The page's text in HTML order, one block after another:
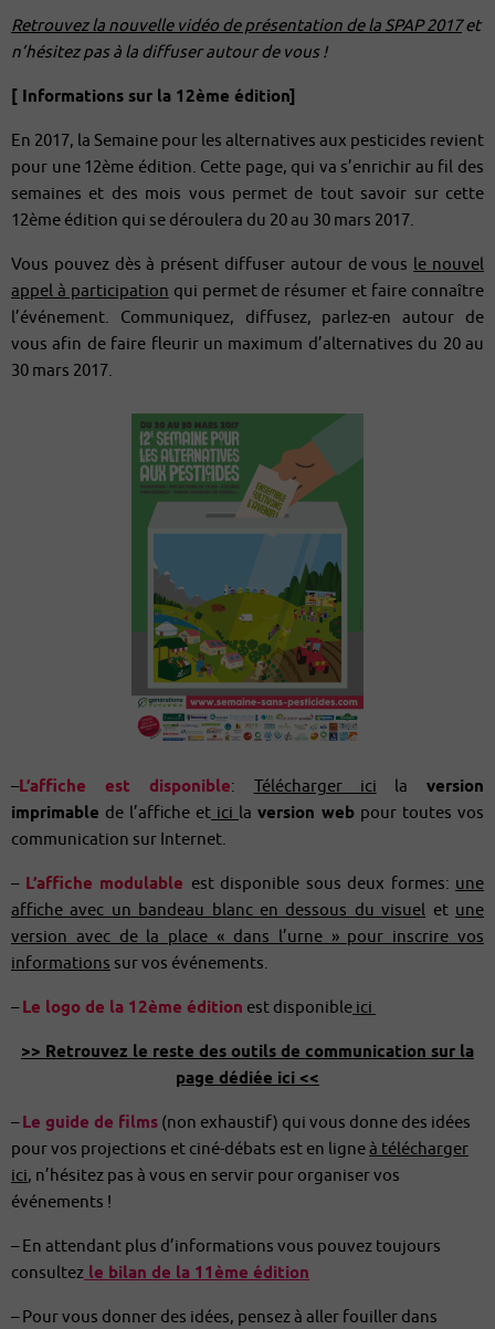
Retrouvez la nouvelle vidéo de présentation de la SPAP 2017et
n’hésitez pas à la diffuser autour de vous !
[ Informations sur la 12ème édition]
En 2017, la Semaine pour les alternatives aux pesticides revient
pour une 12ème édition. Cette page, qui va s’enrichir au fil des
semaines et des mois vous permet de tout savoir sur cette
12ème édition qui se déroulera du 20 au 30 mars 2017.
Vous pouvez dès à présent diffuser autour de vous le nouvel
appel à participation qui permet de résumer et faire connaître
l’événement. Communiquez, diffusez, parlez-en autour de
vous afin de faire fleurir un maximum d’alternatives du 20 au
30 mars 2017.
–L’affiche est disponible: Télécharger ici la version
imprimable de l’affiche et ici la version web pour toutes vos
communication sur Internet.
– L’affiche modulable est disponible sous deux formes: une
affiche avec un bandeau blanc en dessous du visuel et une
version avec de la place « dans l’urne » pour inscrire vos
informations sur vos événements.
–Le logo de la 12ème édition est disponible ici
>> Retrouvez le reste des outils de communication sur la
page dédiée ici <<
–Le guide de films (non exhaustif) qui vous donne des idées
pour vos projections et ciné-débats est en ligneà télécharger
ici, n’hésitez pas à vous en servir pour organiser vos
événements !
– En attendant plus d’informations vous pouvez toujours
consultezle bilan de la 11ème édition
– Pour vous donner des idées, pensez à aller fouiller dans